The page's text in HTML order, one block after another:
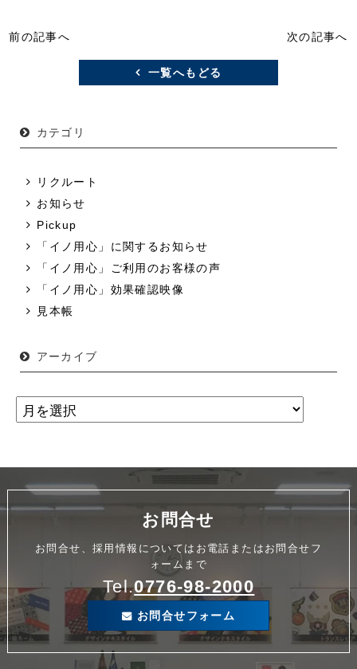
前の記事へ 次の記事へ
一覧へもどる
カテゴリ
リクルート
お知らせ
Pickup
「イノ用心」に関するお知らせ
「イノ用心」ご利用のお客様の声
「イノ用心」効果確認映像
見本帳
アーカイブ
お問合せ
お問合せ、採用情報についてはお電話またはお問合せフ
ォームまで
Tel.0776-98-2000
お問合せフォーム